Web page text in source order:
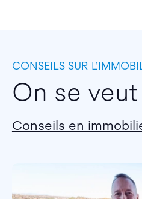
CONSEILS SUR
On se
Conseils en